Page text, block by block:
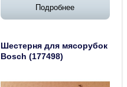
Подробнее
Шестерня для мясорубок
Bosch (177498)